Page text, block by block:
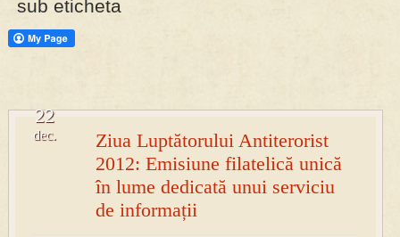
sub eticheta
Ziua Luptătorului Antiterorist
2012: Emisiune filatelică unică
în lume dedicată unui serviciu
de informații
22
dec.